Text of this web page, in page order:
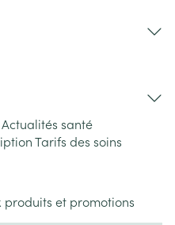
Actualités santé
Tarifs des soins
produits et promotions